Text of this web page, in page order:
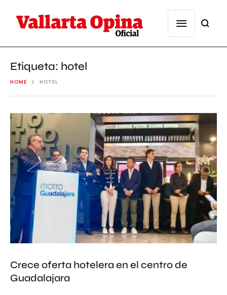
Etiqueta: hotel
HOME HOTEL
Crece oferta hotelera en el centro de
Guadalajara